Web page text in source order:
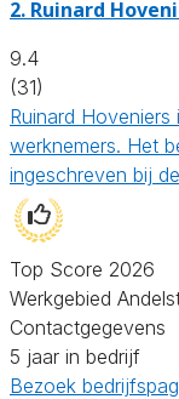
2. Ruinard
9.4
(31)
Ruinard
werknemers. Het
ingeschreven bij
Top Score 2026
Werkgebied
Contactgegevens
5 jaar in bedrijf
Bezoek